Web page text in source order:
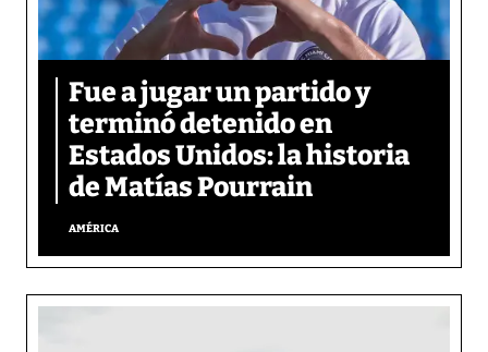
Fue a jugar un partido y
terminó detenido en
Estados Unidos: la historia
de Matías Pourrain
AMÉRICA